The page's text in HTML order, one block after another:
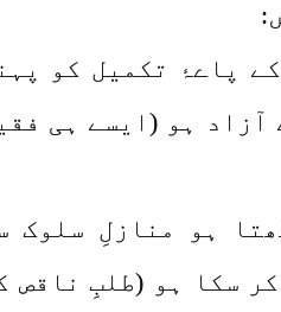
پاےۂ تکمیل کو
ہو (ایسے ہی
ہو منازلِ سلوک
سکا ہو (طلبِ ناقص